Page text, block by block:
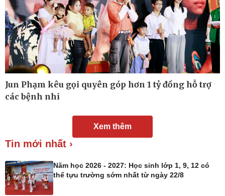
Jun Phạm kêu gọi quyên góp hơn 1 tỷ đồng hỗ trợ
các bệnh nhi
Xem thêm
Tin mới nhất ›
Năm học 2026 - 2027: Học sinh lớp 1, 9, 12 có
thể tựu trường sớm nhất từ ngày 22/8